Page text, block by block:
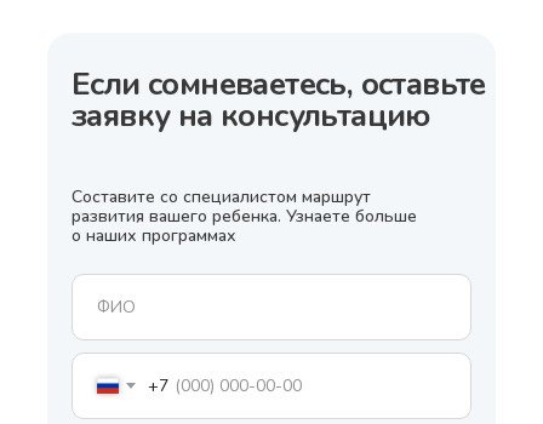
Составите со специалистом маршрут
развития вашего ребенка. Узнаете больше
о наших программах
Если сомневаетесь, оставьте
заявку на консультацию
+7